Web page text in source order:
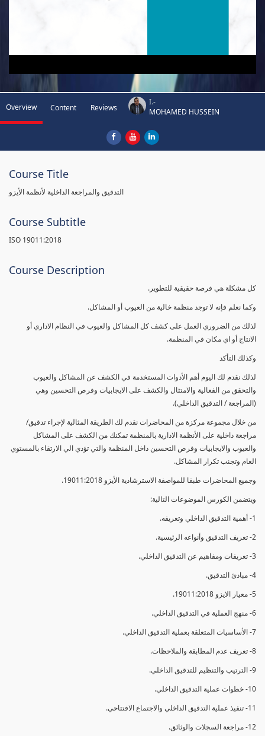
Overview Content Reviews
I.-
MOHAMED HUSSEIN
Course Title
التدقيق والمراجعة الداخلية لأنظمة الأيزو
Course Subtitle
ISO 19011:2018
Course Description
كل مشكلة هي فرصة حقيقية للتطوير.
وكما نعلم فإنه لا توجد منظمة خالية من العيوب أو المشاكل.
لذلك من الضروري العمل على كشف كل المشاكل والعيوب في النظام الاداري أو
الانتاج أو اي مكان في المنظمة.
وكذلك التأكد
لذلك نقدم لك اليوم أهم الأدوات المستخدمة في الكشف عن المشاكل والعيوب
والتحقق من الفعالية والامتثال والكشف على الايجابيات وفرص التحسين وهي
(المراجعة / التدقيق الداخلي).
من خلال مجموعة مركزة من المحاضرات نقدم لك الطريقة المثالية لإجراء تدقيق/
مراجعة داخلية على الأنظمة الادارية بالمنظمة تمكنك من الكشف على المشاكل
والعيوب والايجابيات وفرص التحسين داخل المنظمة والتي تؤدي الي الارتقاء بالمستوي
العام وتجنب تكرار المشاكل.
وجميع المحاضرات طبقا للمواصفة الاسترشادية الأيزو 19011:2018.
ويتضمن الكورس الموضوعات التالية:
1- أهمية التدقيق الداخلي وتعريفه.
2- تعريف التدقيق وأنواعه الرئيسية.
3- تعريفات ومفاهيم عن التدقيق الداخلي.
4- مبادئ التدقيق.
5- معيار الايزو 19011:2018.
6- منهج العملية في التدقيق الداخلي.
7- الأساسيات المتعلقة بعملية التدقيق الداخلي.
8- تعريف عدم المطابقة والملاحظات.
9- الترتيب والتنظيم للتدقيق الداخلي.
10- خطوات عملية التدقيق الداخلي.
11- تنفيذ عملية التدقيق الداخلي والاجتماع الافتتاحي.
12- مراجعة السجلات والوثائق.